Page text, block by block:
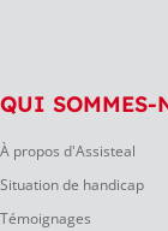
QUI SOMMES-
À propos d'Assisteal
Situation de handicap
Témoignages